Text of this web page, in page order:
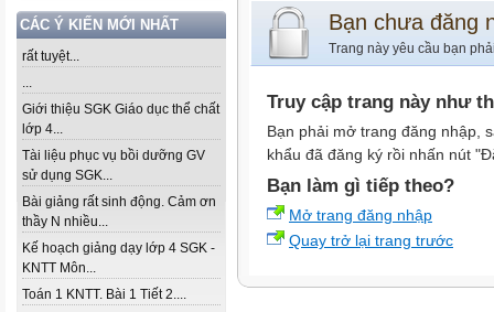
CÁC Ý KIẾN MỚI NHẤT
rất tuyệt...
...
Giới thiệu SGK Giáo dục thể chất
lớp 4...
Tài liệu phục vụ bồi dưỡng GV
sử dụng SGK...
Bài giảng rất sinh động. Cảm ơn
thầy N nhiều...
Kế hoạch giảng dạy lớp 4 SGK -
KNTT Môn...
Toán 1 KNTT. Bài 1 Tiết 2....
Bạn chưa đăng
Trang này yêu cầu bạn
Truy cập trang này như
Bạn phải mở trang đăng nhập,
khẩu đã đăng ký rồi nhấn nút
Bạn làm gì tiếp theo?
Mở trang đăng nhập
Quay trở lại trang trước